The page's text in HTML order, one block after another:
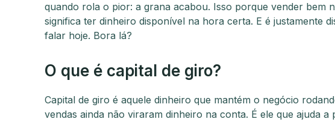
quando rola o pior: a grana acabou. Isso porque vender bem
significa ter dinheiro disponível na hora certa. E é justamente
falar hoje. Bora lá?
O que é capital de giro?
Capital de giro é aquele dinheiro que mantém o negócio
vendas ainda não viraram dinheiro na conta. É ele que ajuda a